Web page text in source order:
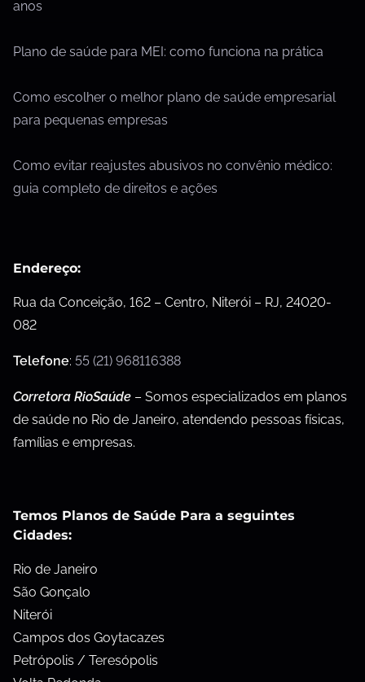
anos
Plano de saúde para MEI: como funciona na prática
Como escolher o melhor plano de saúde empresarial
para pequenas empresas
Como evitar reajustes abusivos no convênio médico:
guia completo de direitos e ações
Endereço:
Rua da Conceição, 162 – Centro, Niterói – RJ, 24020-
082
Telefone: 55 (21) 968116388
Corretora RioSaúde – Somos especializados em planos
de saúde no Rio de Janeiro, atendendo pessoas físicas,
famílias e empresas.
Temos Planos de Saúde Para a seguintes
Cidades:
Rio de Janeiro
São Gonçalo
Niterói
Campos dos Goytacazes
Petrópolis / Teresópolis